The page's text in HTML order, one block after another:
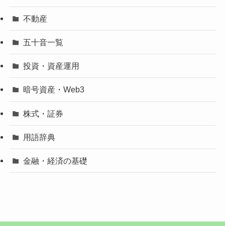
不動産
五十音一覧
投資・資産運用
暗号資産・Web3
株式・証券
用語辞典
金融・経済の基礎